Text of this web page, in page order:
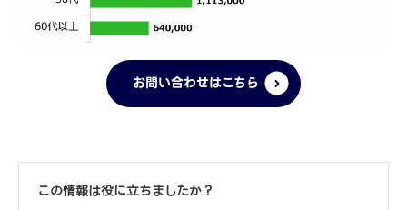
お問い合わせはこちら
この情報は役に立ちましたか？